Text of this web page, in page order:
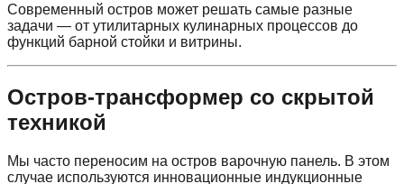
Современный остров может решать самые разные
задачи — от утилитарных кулинарных процессов до
функций барной стойки и витрины.
Остров-трансформер со скрытой
техникой
Мы часто переносим на остров варочную панель. В этом
случае используются инновационные индукционные